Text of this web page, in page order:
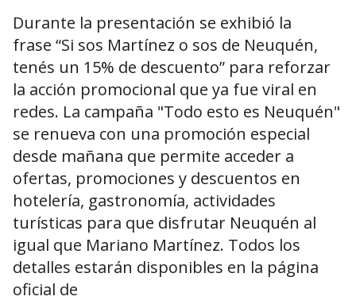
Durante la presentación se exhibió la
frase “Si sos Martínez o sos de Neuquén,
tenés un 15% de descuento” para reforzar
la acción promocional que ya fue viral en
redes. La campaña "Todo esto es Neuquén"
se renueva con una promoción especial
desde mañana que permite acceder a
ofertas, promociones y descuentos en
hotelería, gastronomía, actividades
turísticas para que disfrutar Neuquén al
igual que Mariano Martínez. Todos los
detalles estarán disponibles en la página
oficial de